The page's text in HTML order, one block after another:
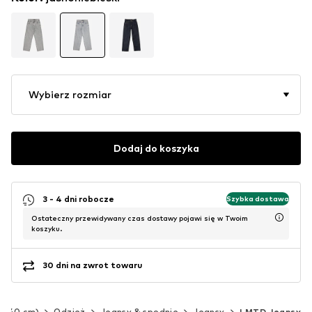
Wybierz rozmiar
Dodaj do koszyka
3 - 4 dni robocze Szybka dostawa
Ostateczny przewidywany czas dostawy pojawi się w Twoim
koszyku.
30 dni na zwrot towaru